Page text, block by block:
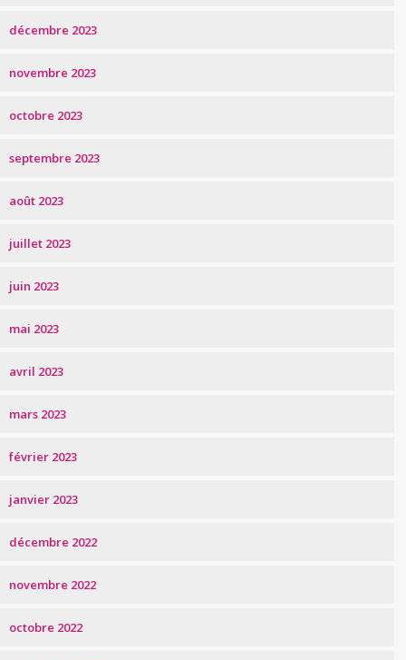
décembre 2023
novembre 2023
octobre 2023
septembre 2023
août 2023
juillet 2023
juin 2023
mai 2023
avril 2023
mars 2023
février 2023
janvier 2023
décembre 2022
novembre 2022
octobre 2022